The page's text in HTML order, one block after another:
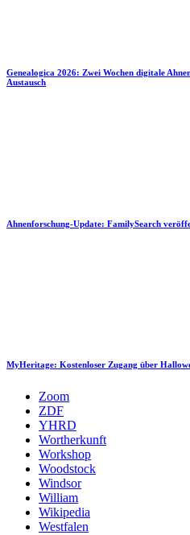
Genealogica 2026: Zwei Wochen digitale
Austausch
Ahnenforschung-Update: FamilySearch
MyHeritage: Kostenloser Zugang über
Zoom
ZDF
YHRD
Wortherkunft
Workshop
Woodstock
Windsor
William
Wikipedia
Westfalen